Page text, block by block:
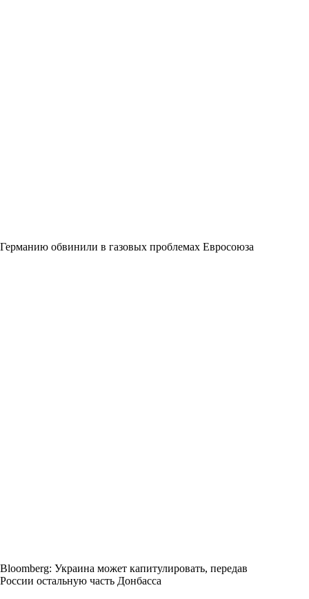
Германию обвинили в газовых проблемах Евросоюза
Bloomberg: Украина может капитулировать, передав
России остальную часть Донбасса